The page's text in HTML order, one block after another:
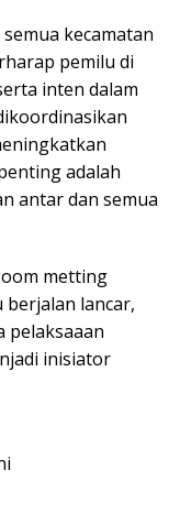
kecamatan
pemilu di
inten dalam
adalah
antar dan semua
metting
lancar,
pelaksaaan
inisiator